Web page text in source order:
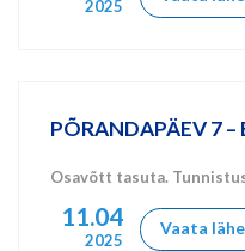
2025
PÕRANDAPÄEV 7
Osavõtt tasuta.
11.04
2025
Vaata